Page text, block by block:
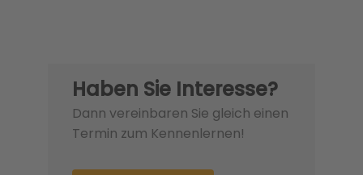
Haben Sie Interesse?
Dann vereinbaren Sie gleich einen
Termin zum Kennenlernen!